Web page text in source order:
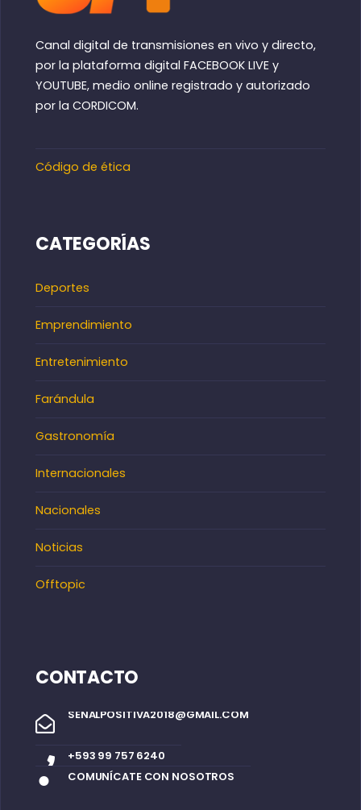
Canal digital de transmisiones en vivo y directo,
por la plataforma digital FACEBOOK LIVE y
YOUTUBE, medio online registrado y autorizado
por la CORDICOM.
Código de ética
CATEGORÍAS
Deportes
Emprendimiento
Entretenimiento
Farándula
Gastronomía
Internacionales
Nacionales
Noticias
Offtopic
CONTACTO
SENALPOSITIVA2018@GMAIL.COM
+593 99 757 6240
COMUNÍCATE CON NOSOTROS